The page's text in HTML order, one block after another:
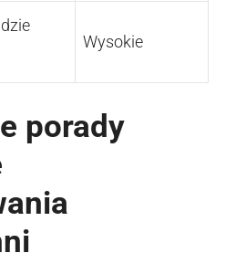
Wysokie
porady